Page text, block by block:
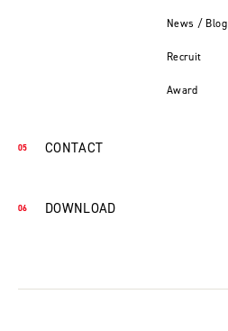
News / Blog
Recruit
Award
CONTACT
DOWNLOAD